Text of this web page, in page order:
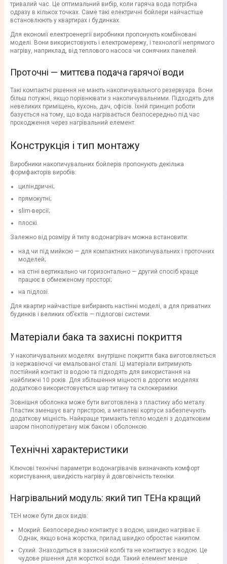
тривалий час. Це оптимальний вибір, коли гаряча вода потрібна
одразу в кількох точках. Саме такі електричні бойлери найчастіше
встановлюють у квартирах і будинках.
Для економії електроенергії виробники пропонують комбіновані
моделі. Вони використовують і електромережу, і технології непрямого
нагріву, наприклад, від теплового насоса чи сонячних панелей.
Проточні — миттєва подача гарячої води
Такі компактні рішення не мають накопичувального резервуара. Вони
більш потужні, якщо порівнювати з накопичувальними. Підходять для
невеликих приміщень, кухонь, дач, офісів. Їхній принцип роботи
базується на тому, що вода нагрівається безпосередньо під час
проходження через нагрівальний елемент.
Конструкція і тип монтажу
Виробники накопичувальних бойлерів пропонують декілька
формфакторів виробів:
циліндричні;
прямокутні;
slim-версії;
плоскі.
Залежно від розміру й типу водонагрівач можна встановити:
над чи під мийкою — для компактних накопичувальних і проточних
моделей;
на стіні вертикально чи горизонтально — другий спосіб краще
працює в обмеженому просторі;
на підлозі.
Для квартир найчастіше вибирають настінні моделі, а для приватних
будинків і великих об’єктів — підлогові системи.
Матеріали бака та захисні покриття
У накопичувальних моделях внутрішнє покриття бака виготовляється
із нержавіючої чи емальованої сталі. Ці матеріали витримують
постійний контакт із водою та підходять для використання на
найближчі 10 років. Для збільшення міцності в дорогих моделях
додатково використовується шар титану та склокераміки.
Зовнішня оболонка може бути виготовлена з пластику або металу.
Пластик зменшує вагу пристрою, а металеві корпуси забезпечують
додаткову міцність. Найкраще тримають тепло моделі з додатковим
шаром пінополіуретану між баком і оболонкою.
Технічні характеристики
Ключові технічні параметри водонагрівачів визначають комфорт
користування, швидкість нагріву й довговічність техніки.
Нагрівальний модуль: який тип ТЕНа кращий
ТЕН може бути двох видів:
Мокрий. Безпосередньо контактує з водою, швидко нагріває її.
Однак, якщо вона жорстка, прилад швидко обростає накипом.
Сухий. Знаходиться в захисній колбі та не контактує з водою. Це
чудове рішення для жорсткої води. Такий елемент менше